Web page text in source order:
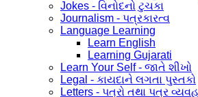
Jokes - વિનોદનો ટુચકા
Journalism - પત્રકારત્વ
Language Learning
Learn English
Learning Gujarati
Learn Your Self - જાતે શીખો
Legal - કાયદાને લગતા પુસ્તકો
Letters - પત્રો તથા પત્ર